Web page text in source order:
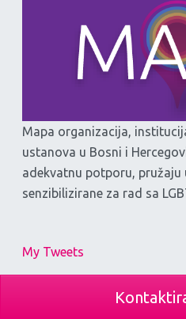
Mapa organizacija,
ustanova u Bosni i
adekvatnu potporu, pružaju
senzibilizirane za rad sa
My Tweets